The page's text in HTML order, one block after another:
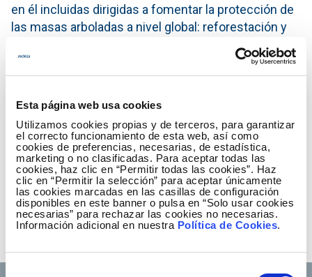
Esta página web usa cookies
Utilizamos cookies propias y de terceros, para garantizar
el correcto funcionamiento de esta web, así como
cookies de preferencias, necesarias, de estadística,
marketing o no clasificadas. Para aceptar todas las
cookies, haz clic en “Permitir todas las cookies”. Haz
clic en “Permitir la selección” para aceptar únicamente
las cookies marcadas en las casillas de configuración
disponibles en este banner o pulsa en “Solo usar cookies
necesarias” para rechazar las cookies no necesarias.
Información adicional en nuestra Política de Cookies.
en él incluidas dirigidas a fomentar la protección de
las masas arboladas a nivel global: reforestación y
prevención de incendios forestales
Compromiso de protección de la
vegetación y lucha contra la
deforestación
(PDF - 157.27 KB)
Descargar